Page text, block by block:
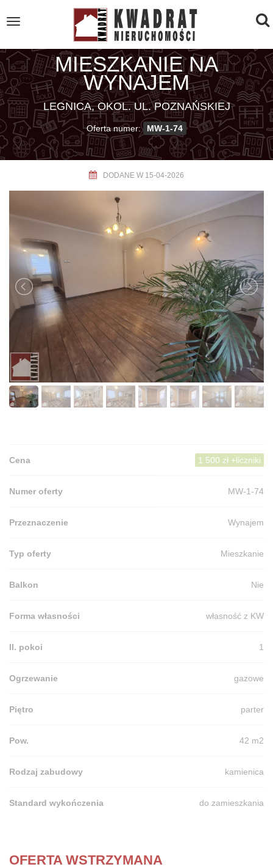
Toggle
MIESZKANIE NA
WYNAJEM
LEGNICA, OKOL. UL. POZNAŃSKIEJ
Oferta numer: MW-1-74
DODANE W 15-04-2026
Cena 1 500 zł +liczniki
Numer oferty MW-1-74
Przeznaczenie Wynajem
Typ oferty Mieszkanie
Balkon Nie
Forma własności własność z KW
Il. pokoi 1
Ogrzewanie gazowe
Piętro parter
Pow. 42 m2
Rodzaj zabudowy kamienica
Standard wykończenia do zamieszkania
OFERTA WSTRZYMANA